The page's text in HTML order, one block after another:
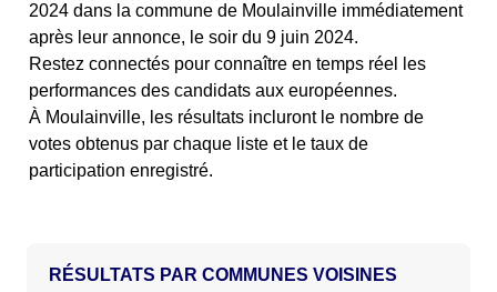
2024 dans la commune de Moulainville immédiatement
après leur annonce, le soir du 9 juin 2024.
Restez connectés pour connaître en temps réel les
performances des candidats aux européennes.
À Moulainville, les résultats incluront le nombre de
votes obtenus par chaque liste et le taux de
participation enregistré.
COMMUNES VOISINES